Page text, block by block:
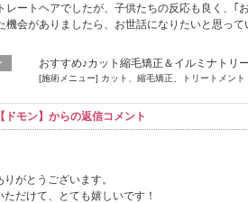
レートヘアでしたが、子供たちの反応も良く、｢
機会がありましたら、お世話になりたいと思って
おすすめ♪カット縮毛矯正＆イルミナトリ
[施術メニュー] カット、縮毛矯正、トリートメント
ドモン】からの返信コメント
がとうございます。
だけて、とても嬉しいです！